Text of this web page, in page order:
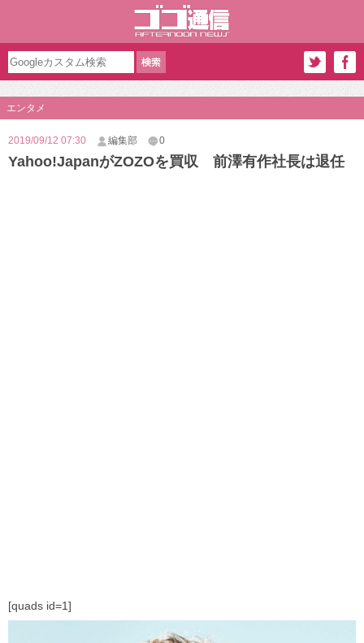
エンタメ
2019/09/12 07:30 編集部 0
Yahoo!JapanがZOZOを買収 前澤有作社長は退任
[quads id=1]